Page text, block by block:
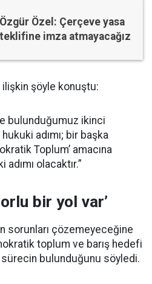
Özgür Özel: Çerçeve yasa
teklifine imza atmayacağız
ilişkin şöyle konuştu:
bulunduğumuz ikinci
adımı; bir başka
Toplum’ amacına
olacaktır.”
bir yol var’
sorunları çözemeyeceğine
toplum ve barış hedefi
bulunduğunu söyledi.